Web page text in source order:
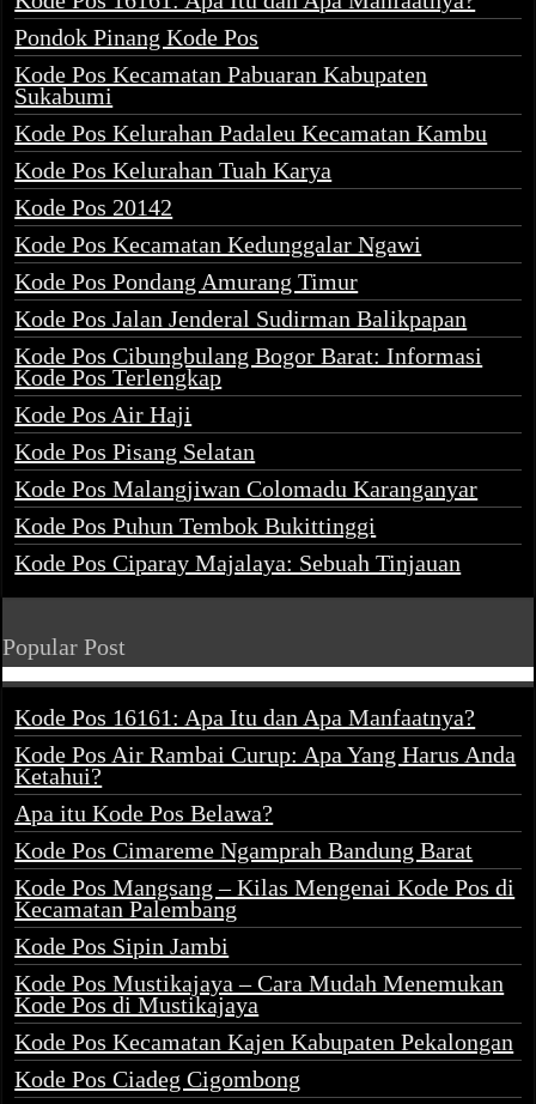
Pondok Pinang Kode Pos
Kode Pos Kecamatan Pabuaran Kabupaten
Sukabumi
Kode Pos Kelurahan Padaleu Kecamatan Kambu
Kode Pos Kelurahan Tuah Karya
Kode Pos 20142
Kode Pos Kecamatan Kedunggalar Ngawi
Kode Pos Pondang Amurang Timur
Kode Pos Jalan Jenderal Sudirman Balikpapan
Kode Pos Cibungbulang Bogor Barat: Informasi
Kode Pos Terlengkap
Kode Pos Air Haji
Kode Pos Pisang Selatan
Kode Pos Malangjiwan Colomadu Karanganyar
Kode Pos Puhun Tembok Bukittinggi
Kode Pos Ciparay Majalaya: Sebuah Tinjauan
Popular Post
Kode Pos 16161: Apa Itu dan Apa Manfaatnya?
Kode Pos Air Rambai Curup: Apa Yang Harus Anda
Ketahui?
Apa itu Kode Pos Belawa?
Kode Pos Cimareme Ngamprah Bandung Barat
Kode Pos Mangsang – Kilas Mengenai Kode Pos di
Kecamatan Palembang
Kode Pos Sipin Jambi
Kode Pos Mustikajaya – Cara Mudah Menemukan
Kode Pos di Mustikajaya
Kode Pos Kecamatan Kajen Kabupaten Pekalongan
Kode Pos Ciadeg Cigombong